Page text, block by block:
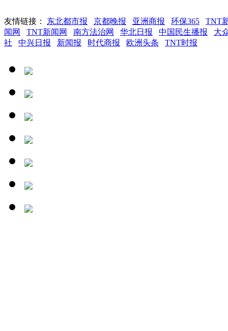
友情链接： 东北都市报 京都晚报 亚洲商报 环保365
TNT
闻网
TNT新闻网 南方法治网 华北日报 中国民生播报
大
社
中兴日报 新闻报 时代商报 欧洲头条 TNT时报